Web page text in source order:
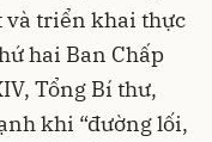
và triển khai thực
hai Ban Chấp
Tổng Bí thư,
khi “đường lối,